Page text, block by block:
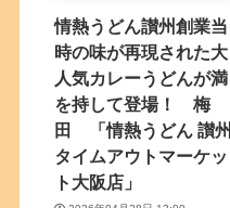
情熱うどん讃州創業当
時の味が再現された大
人気カレーうどんが満
を持して登場！ 梅
田 「情熱うどん 讃州
タイムアウトマーケッ
ト大阪店」